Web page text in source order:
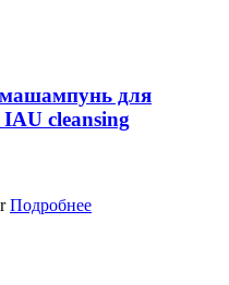
для
cleansing
Подробнее